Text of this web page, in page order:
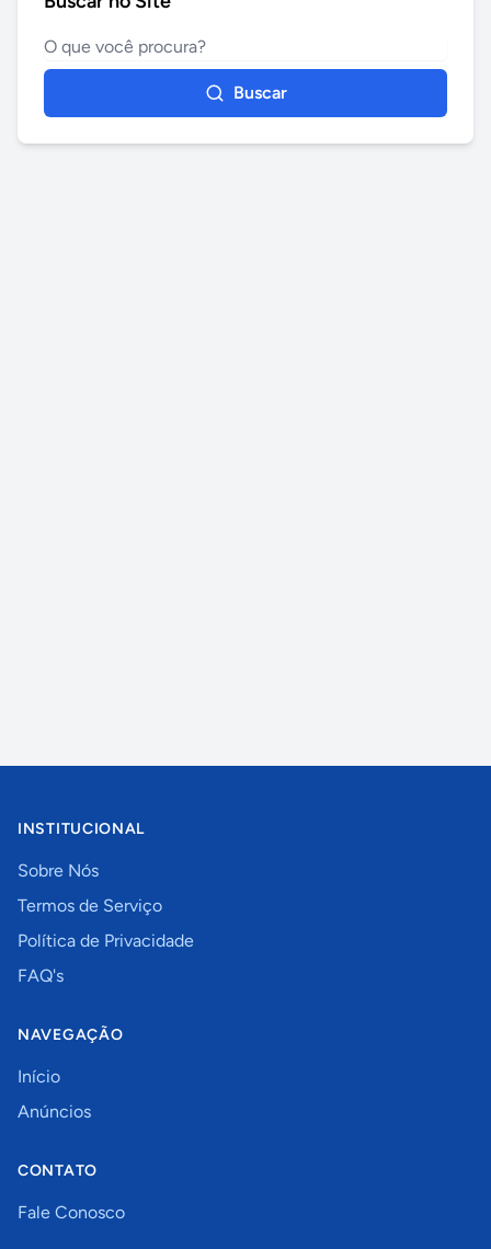
Buscar
INSTITUCIONAL
Sobre Nós
Termos de Serviço
Política de Privacidade
FAQ's
NAVEGAÇÃO
Início
Anúncios
CONTATO
Fale Conosco